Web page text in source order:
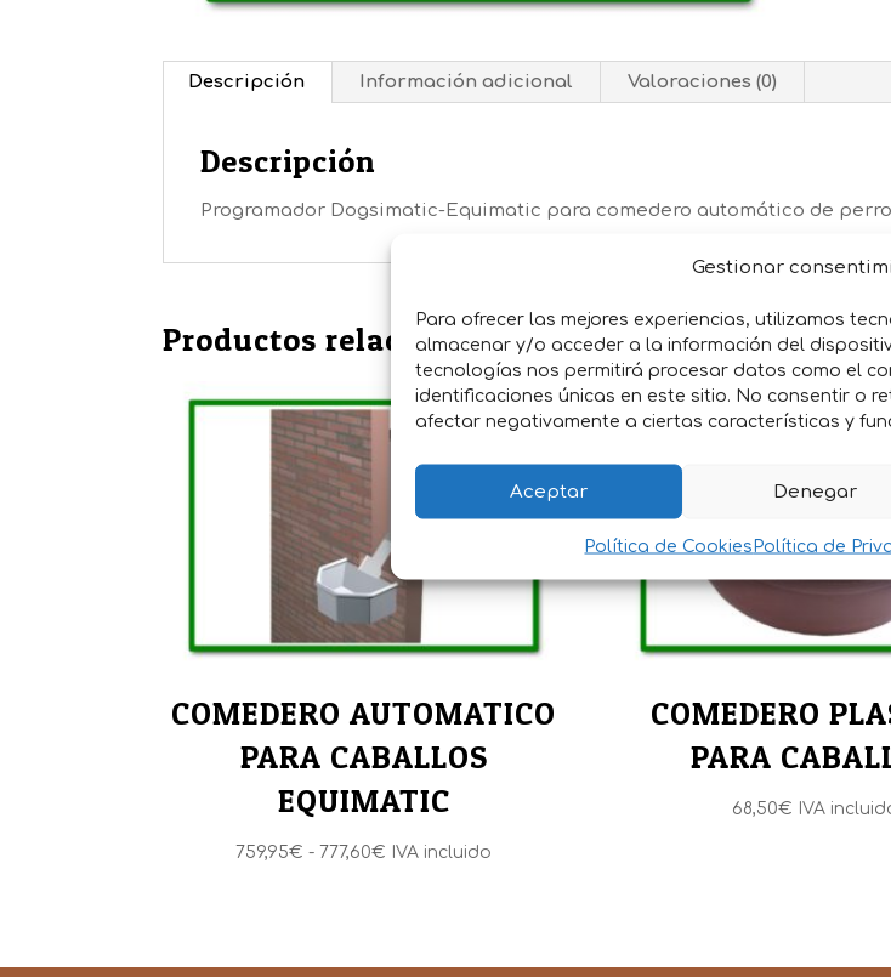
Gestionar
Para ofrecer las mejores experiencias, utilizamos
almacenar y/o acceder a la información del
tecnologías nos permitirá procesar datos como el
identificaciones únicas en este sitio. No consentir o
afectar negativamente a ciertas características y
Aceptar Denegar
Política de Cookies Política de
Descripción Información adicional Valoraciones (0)
Descripción
Programador Dogsimatic-Equimatic para comedero automático de
Productos relacionados
COMEDERO AUTOMATICO
PARA CABALLOS
EQUIMATIC
759,95€ - 777,60€ Rango
IVA incluido
COMEDERO
PARA
68,50€ IVA